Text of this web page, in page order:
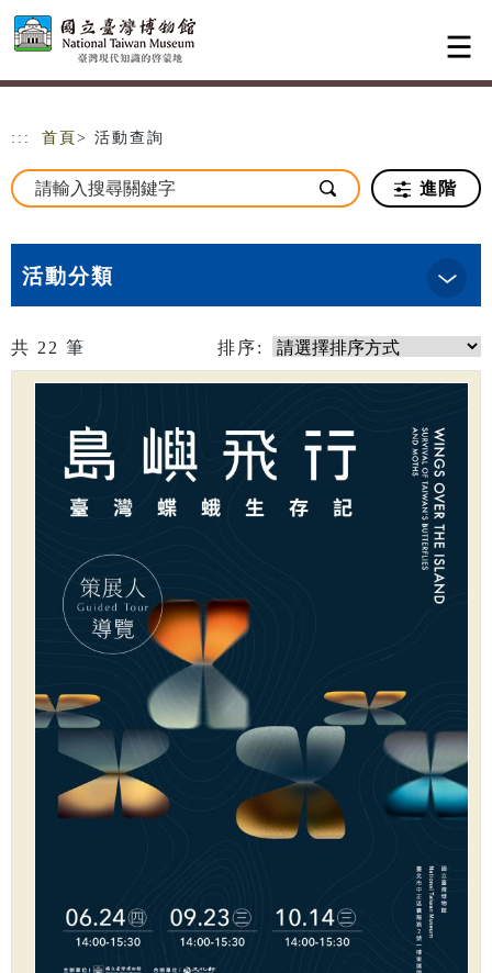
跳到主要內容
網站導覽
::: 首頁 > 活動查詢
進階
活動分類
共 22 筆 排序: